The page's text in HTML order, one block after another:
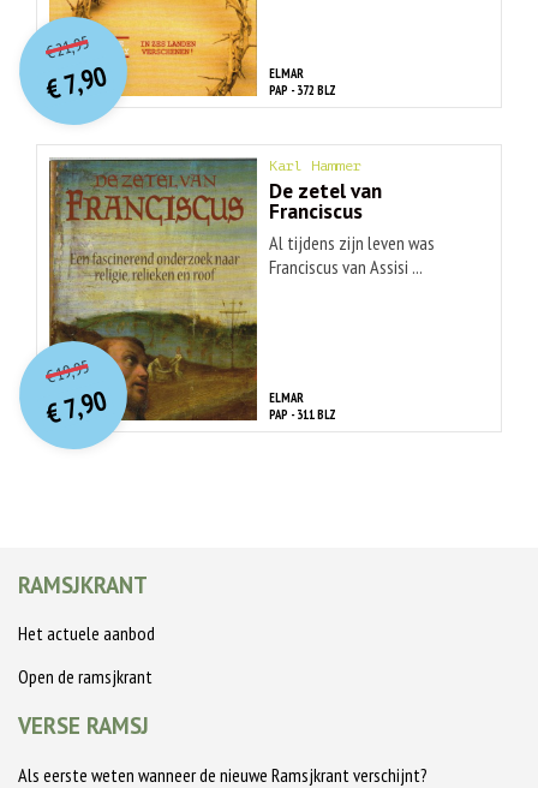
ELMAR
PAP - 372 BLZ
€21,95O
orspr
onkelijke
prijs
was:
€ 21,95.
€7,90
Huidige
prijs
is:
€ 7,90.
Karl Hammer
De zetel van
Franciscus
Al tijdens zijn leven was
Franciscus van Assisi ...
ELMAR
PAP - 311 BLZ
€19,95O
orspr
onkelijke
prijs
was:
€ 19,95.
€7,90
Huidige
prijs
is:
€ 7,90.
RAMSJKRANT
Het actuele aanbod
Open de ramsjkrant
VERSE RAMSJ
Als eerste weten wanneer de nieuwe Ramsjkrant verschijnt?